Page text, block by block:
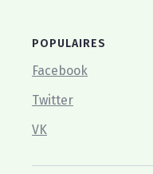
POPULAIRES
Facebook
Twitter
VK